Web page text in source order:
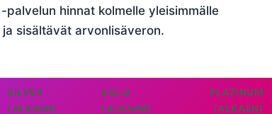
hinnat kolmelle yleisimmälle
sisältävät arvonlisäveron.
SILVER
(ALKAEN)
GOLD
(ALKAEN)
PLATINUM
(ALKAEN)